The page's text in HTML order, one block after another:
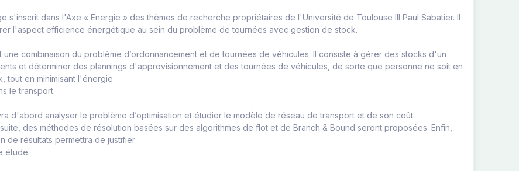
s'inscrit dans l'Axe « Energie » des thèmes de recherche propriétaires de l'Université de Toulouse III Paul Sabatier. Il
l'aspect efficience énergétique au sein du problème de tournées avec gestion de stock.
une combinaison du problème d’ordonnancement et de tournées de véhicules. Il consiste à gérer des stocks d'un
et déterminer des plannings d'approvisionnement et des tournées de véhicules, de sorte que personne ne soit en
tout en minimisant l'énergie
le transport.
d'abord analyser le problème d’optimisation et étudier le modèle de réseau de transport et de son coût
des méthodes de résolution basées sur des algorithmes de flot et de Branch & Bound seront proposées. Enfin,
de résultats permettra de justifier
étude.